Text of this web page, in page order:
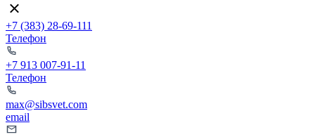
+7 (383) 28-69-111
Телефон
+7 913 007-91-11
Телефон
max@sibsvet.com
email